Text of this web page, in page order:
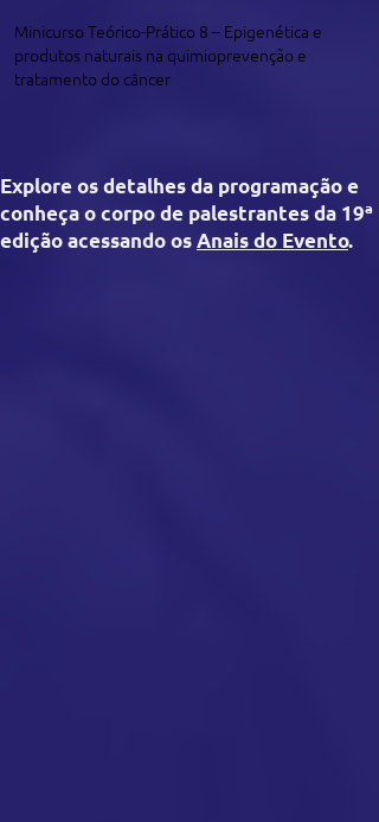
Minicurso Teórico-Prático 8 – Epigenética e
produtos naturais na quimioprevenção e
tratamento do câncer
Explore os detalhes da programação e
conheça o corpo de palestrantes da 19ª
edição acessando osAnais do Evento.